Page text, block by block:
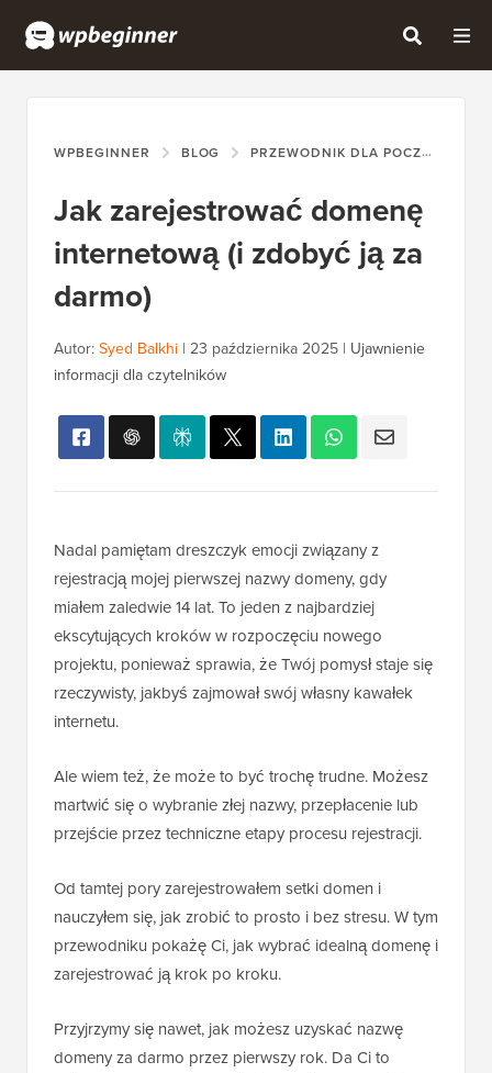
WPBEGINNER BLOG PRZEWODNIK DLA POCZĄTKUJĄCYCH
Jak zarejestrować domenę
internetową (i zdobyć ją za
darmo)
Autor: Syed Balkhi | 23 października 2025 | Ujawnienie
informacji dla czytelników
Nadal pamiętam dreszczyk emocji związany z
rejestracją mojej pierwszej nazwy domeny, gdy
miałem zaledwie 14 lat. To jeden z najbardziej
ekscytujących kroków w rozpoczęciu nowego
projektu, ponieważ sprawia, że Twój pomysł staje się
rzeczywisty, jakbyś zajmował swój własny kawałek
internetu.
Ale wiem też, że może to być trochę trudne. Możesz
martwić się o wybranie złej nazwy, przepłacenie lub
przejście przez techniczne etapy procesu rejestracji.
Od tamtej pory zarejestrowałem setki domen i
nauczyłem się, jak zrobić to prosto i bez stresu. W tym
przewodniku pokażę Ci, jak wybrać idealną domenę i
zarejestrować ją krok po kroku.
Przyjrzymy się nawet, jak możesz uzyskać nazwę
domeny za darmo przez pierwszy rok. Da Ci to